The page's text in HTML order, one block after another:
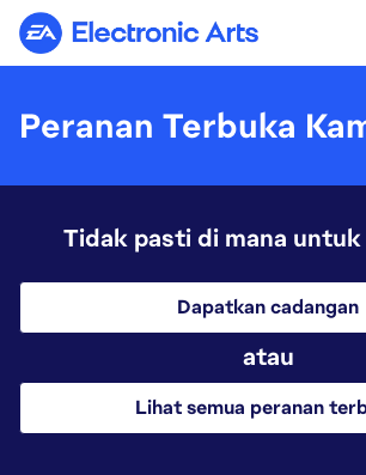
Electronic Arts
Peranan Terbuka
Tidak pasti di mana untuk
Dapatkan cadangan
atau
Lihat semua peranan